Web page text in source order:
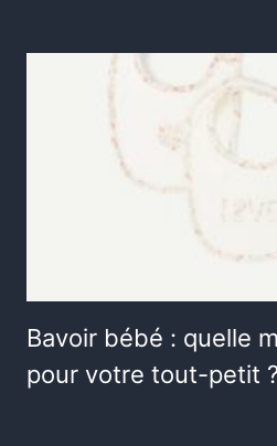
Bavoir bébé : quelle
pour votre tout-petit ?